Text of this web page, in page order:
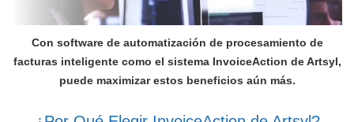
Con software de automatización de procesamiento de
facturas inteligente como el sistema InvoiceAction de Artsyl,
puede maximizar estos beneficios aún más.